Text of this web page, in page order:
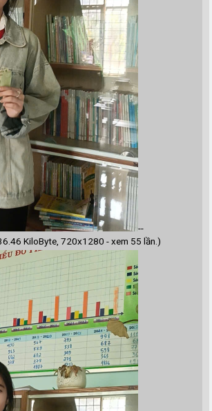
--
KiloByte, 720x1280 - xem 55 lần.)